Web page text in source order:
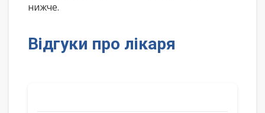
нижче.
Відгуки про лікаря